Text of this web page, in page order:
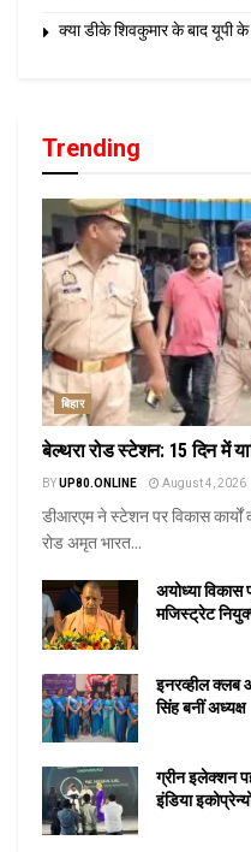
क्या डीके शिवकुमार के बाद यूपी
Trending
बिहार
बेल्थरा रोड स्टेशन: 15 दिन में
BYUP80.ONLINE August 4, 2026
डीआरएम ने स्टेशन पर विकास
रोड अमृत भारत...
अयोध्या
मजिस्ट्रेट
इनरव्हील क्लब
सिंह बनीं अध्यक्ष
ग्रीन इलेक्शन
इंडिया